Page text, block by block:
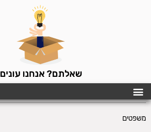
שאלתם? אנחנו עונים
משפטים